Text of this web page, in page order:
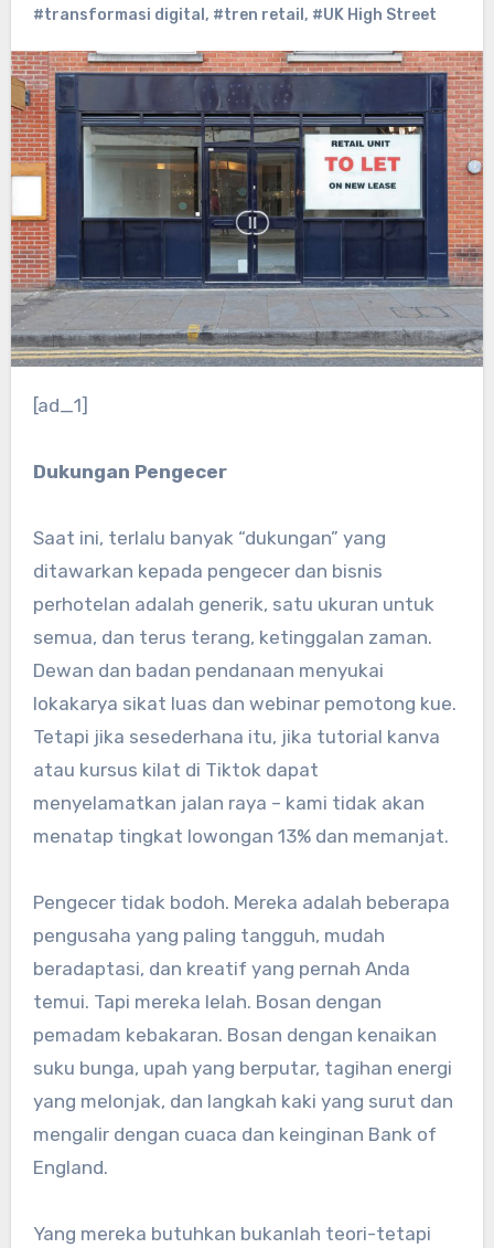
#transformasi digital , #tren retail , #UK High Street
[ad_1]
Dukungan Pengecer
Saat ini, terlalu banyak “dukungan” yang
ditawarkan kepada pengecer dan bisnis
perhotelan adalah generik, satu ukuran untuk
semua, dan terus terang, ketinggalan zaman.
Dewan dan badan pendanaan menyukai
lokakarya sikat luas dan webinar pemotong kue.
Tetapi jika sesederhana itu, jika tutorial kanva
atau kursus kilat di Tiktok dapat
menyelamatkan jalan raya – kami tidak akan
menatap tingkat lowongan 13% dan memanjat.
Pengecer tidak bodoh. Mereka adalah beberapa
pengusaha yang paling tangguh, mudah
beradaptasi, dan kreatif yang pernah Anda
temui. Tapi mereka lelah. Bosan dengan
pemadam kebakaran. Bosan dengan kenaikan
suku bunga, upah yang berputar, tagihan energi
yang melonjak, dan langkah kaki yang surut dan
mengalir dengan cuaca dan keinginan Bank of
England.
Yang mereka butuhkan bukanlah teori-tetapi